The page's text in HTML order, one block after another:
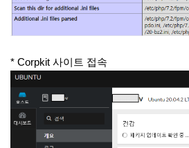
* Corpkit 사이트 접속